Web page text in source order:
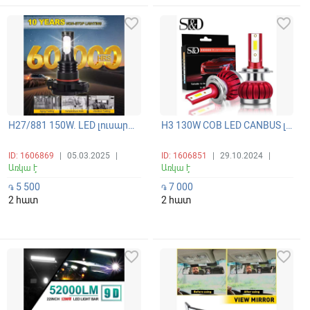
H27/881 150W. LED լուսարձակող հակամառախուղային լուսարձակների պայծառ և ունիվերսալ լամպեր 360 ճառագայթով 6000K
ID: 1606869 05.03.2025
Առկա է
favorite_border
֏ 5 500
2 հատ
H3 130W COB LED CANBUS լուսարձակի ունիվերսալ պայծառ լամպեր
ID: 1606851 29.10.2024
Առկա է
favorite_border
֏7 000
2 հատ
favorite_border favorite_border